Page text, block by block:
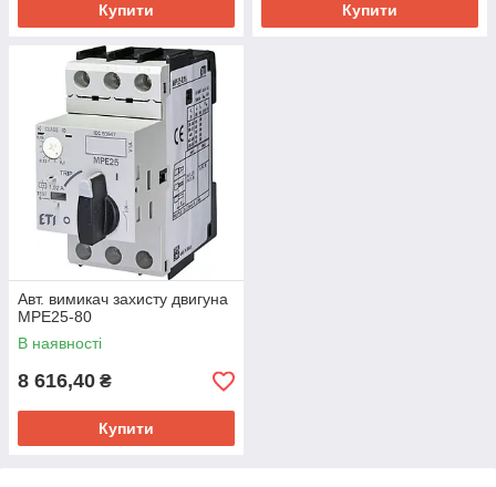
Купити Купити
Авт. вимикач захисту двигуна
MPE25-80
В наявності
8 616,40 ₴
Купити